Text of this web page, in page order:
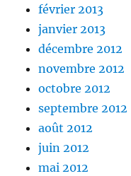
février 2013
janvier 2013
décembre 2012
novembre 2012
octobre 2012
septembre 2012
août 2012
juin 2012
mai 2012